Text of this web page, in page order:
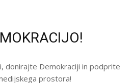
donirajte Demokraciji in podprite
prostora!